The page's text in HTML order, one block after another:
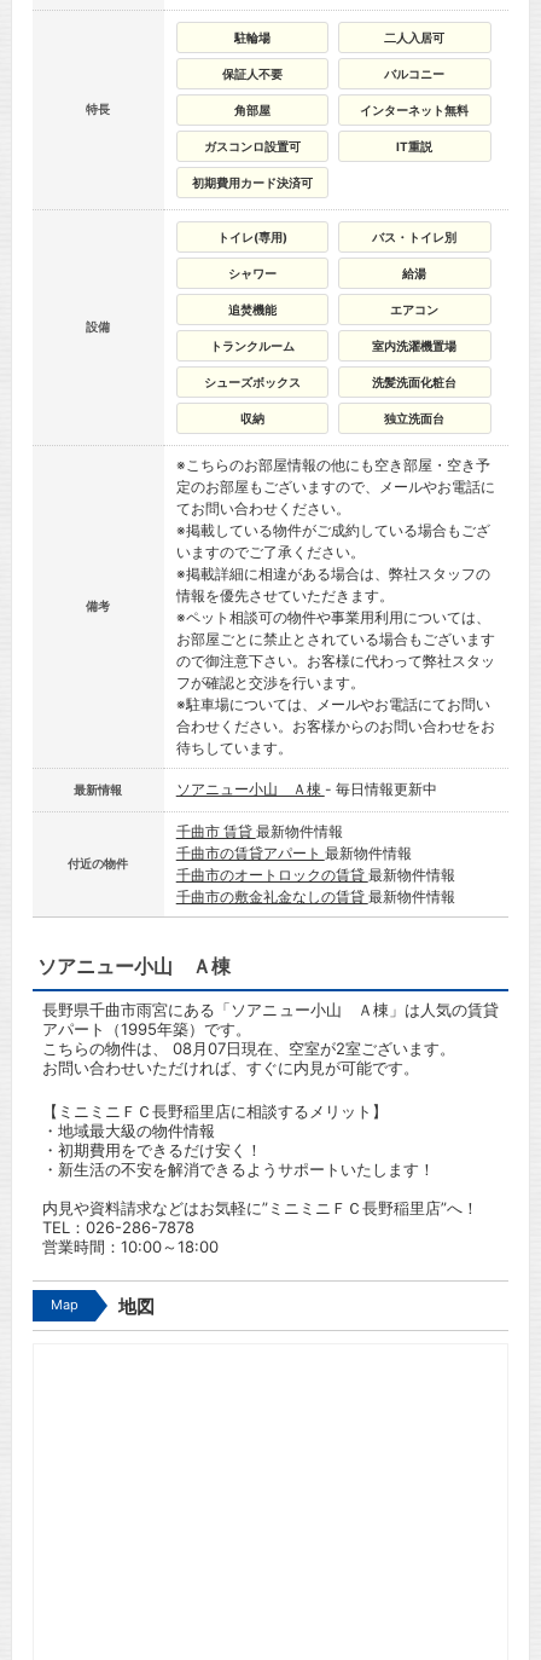
特長
駐輪場 二人入居可
保証人不要 バルコニー
角部屋 インターネット無料
ガスコンロ設置可 IT重説
初期費用カード決済可
設備
トイレ(専用) バス・トイレ別
シャワー 給湯
追焚機能 エアコン
トランクルーム 室内洗濯機置場
シューズボックス 洗髪洗面化粧台
収納 独立洗面台
備考
※こちらのお部屋情報の他にも空き部屋・空き予
定のお部屋もございますので、メールやお電話に
てお問い合わせください。
※掲載している物件がご成約している場合もござ
いますのでご了承ください。
※掲載詳細に相違がある場合は、弊社スタッフの
情報を優先させていただきます。
※ペット相談可の物件や事業用利用については、
お部屋ごとに禁止とされている場合もございます
ので御注意下さい。お客様に代わって弊社スタッ
フが確認と交渉を行います。
※駐車場については、メールやお電話にてお問い
合わせください。お客様からのお問い合わせをお
待ちしています。
最新情報 ソアニュー小山 Ａ棟 - 毎日情報更新中
付近の物件
千曲市 賃貸 最新物件情報
千曲市の賃貸アパート 最新物件情報
千曲市のオートロックの賃貸 最新物件情報
千曲市の敷金礼金なしの賃貸 最新物件情報
ソアニュー小山 Ａ棟
長野県千曲市雨宮にある「ソアニュー小山 Ａ棟」は人気の賃貸
アパート（1995年築）です。
こちらの物件は、 08月07日現在、空室が2室ございます。
お問い合わせいただければ、すぐに内見が可能です。
【ミニミニＦＣ長野稲里店に相談するメリット】
・地域最大級の物件情報
・初期費用をできるだけ安く！
・新生活の不安を解消できるようサポートいたします！
内見や資料請求などはお気軽に”ミニミニＦＣ長野稲里店”へ！
TEL： 026-286-7878
営業時間：10:00～18:00
Map 地図